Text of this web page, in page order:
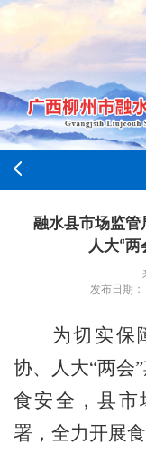
融水县市场监管
人大“
发布日期
为切实保
协、人大“两会
食安全，县市
署，全力开展